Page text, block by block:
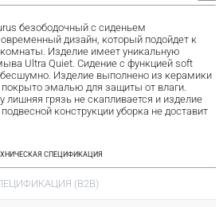
безободочный с сиденьем
дизайн, который подойдет к
Изделие имеет уникальную
Ultra Quiet. Сидение с функцией soft
бесшумно. Изделие выполнено из керамики
эмалью для защиты от влаги.
лишняя грязь не скапливается и изделие
конструкции уборка не доставит
СПЕЦИФИКАЦИЯ
(B2B)